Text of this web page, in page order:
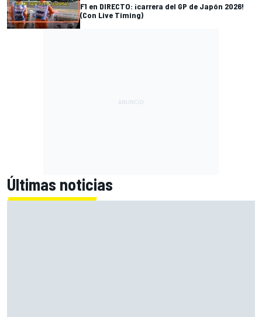
F1 en DIRECTO: ¡carrera del GP de Japón 2026!
(Con Live Timing)
Últimas noticias